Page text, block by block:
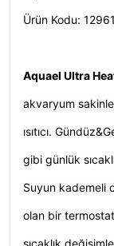
Ürün Kodu:
Aquael Ultra
akvaryum
ısıtıcı.
gibi günlük
Suyun kademeli
olan bir
sıcaklık